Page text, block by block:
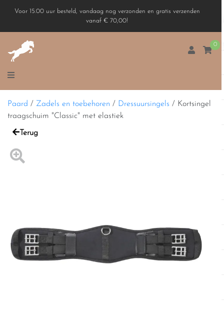
Voor 15.00 uur besteld, vandaag nog verzonden en gratis verzenden
vanaf € 70,00!
0
Paard / Zadels en toebehoren / Dressuursingels / Kortsingel
traagschuim "Classic" met elastiek
Terug